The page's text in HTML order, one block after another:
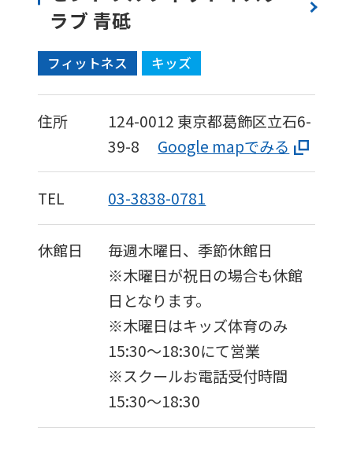
ラブ 青砥
フィットネス キッズ
住所 124-0012 東京都葛飾区立石6-
39-8
Google mapでみる
TEL 03-3838-0781
休館日
毎週木曜日、季節休館日
※木曜日が祝日の場合も休館
日となります。
※木曜日はキッズ体育のみ
15:30～18:30にて営業
※スクールお電話受付時間
15:30～18:30
you
use
an
automatic
translation
service,
Japanese
version
of
this
website
will
be